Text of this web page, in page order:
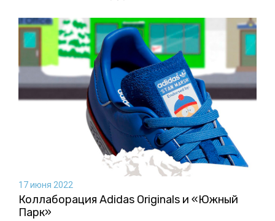
17 июня 2022
Коллаборация Аdidas Originals и «Южный
Парк»